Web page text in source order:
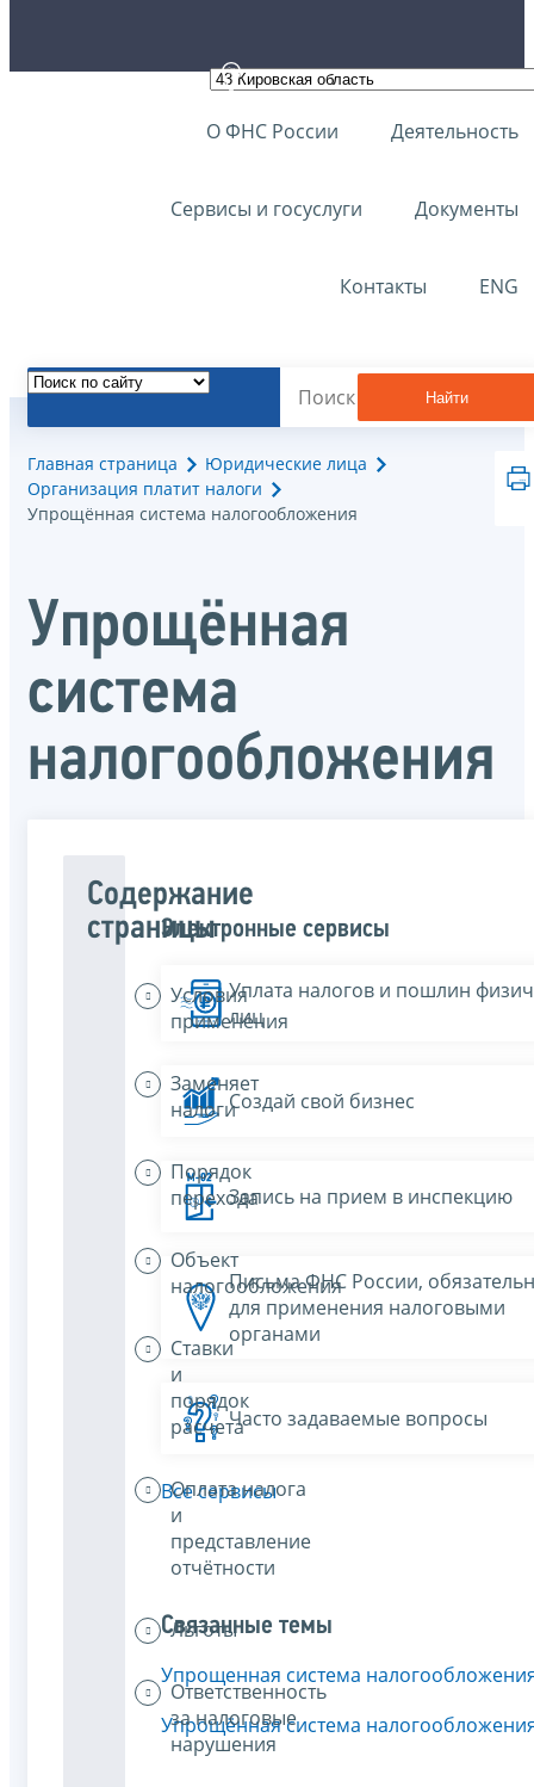
О ФНС России Деятельность
Сервисы и госуслуги Документы
Контакты ENG
Найти
Главная страница
Юридические лица
Организация платит налоги
Упрощённая система налогообложения
Упрощённая
система
налогообложения
Содержание
страницы
Условия
применения
Заменяет
налоги
Порядок
перехода
Объект
налогообложения
Ставки
и
порядок
расчета
Оплата налога
и
представление
отчётности
Льготы
Ответственность
за налоговые
нарушения
Электронные сервисы
Уплата налогов и пошлин
лиц
Создай свой бизнес
Запись на прием в инспекцию
Письма ФНС России,
для применения налоговыми
органами
Часто задаваемые вопросы
Все сервисы
Связанные темы
Упрощенная система
Упрощённая система